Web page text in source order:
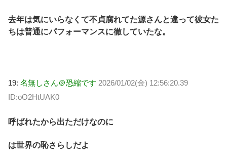
去年は気にいらなくて不貞腐れてた源さんと違って彼女た
ちは普通にパフォーマンスに徹していたな。
19: 名無しさん＠恐縮です 2026/01/02(金) 12:56:20.39
ID:oO2HtUAK0
呼ばれたから出ただけなのに
は世界の恥さらしだよ